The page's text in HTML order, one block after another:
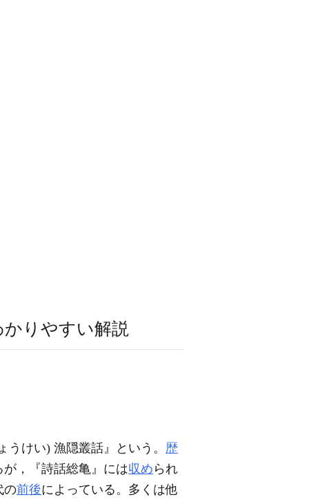
かりやすい解説
けい) 漁隠叢話』という。 歴
が，『詩話総亀』には収め られ
の前後によっている。多くは他